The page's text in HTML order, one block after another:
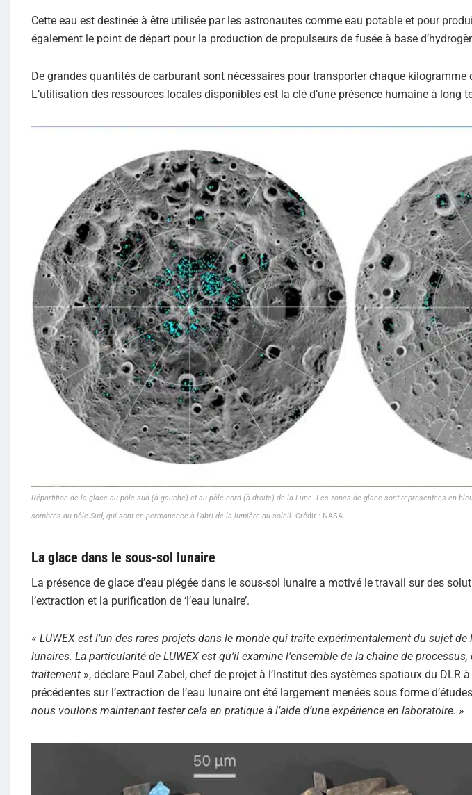
Cette eau est destinée à être utilisée par les astronautes comme eau potable et pour
également le point de départ pour la production de propulseurs de fusée à base
De grandes quantités de carburant sont nécessaires pour transporter chaque kilogramme
L’utilisation des ressources locales disponibles est la clé d’une présence humaine à long
Répartition de la glace au pôle sud (à gauche) et au pôle nord (à droite) de la Lune. Les zones de glace sont représentées en
sombres du pôle Sud, qui sont en permanence à l’abri de la lumière du soleil. Crédit : NASA
La glace dans le sous-sol lunaire
La présence de glace d’eau piégée dans le sous-sol lunaire a motivé le travail sur des
l’extraction et la purification de ‘l’eau lunaire’.
« LUWEX est l’un des rares projets dans le monde qui traite expérimentalement du sujet de
lunaires. La particularité de LUWEX est qu’il examine l’ensemble de la chaîne de processus,
traitement », déclare Paul Zabel, chef de projet à l’Institut des systèmes spatiaux du DLR
précédentes sur l’extraction de l’eau lunaire ont été largement menées sous forme
nous voulons maintenant tester cela en pratique à l’aide d’une expérience en laboratoire. »